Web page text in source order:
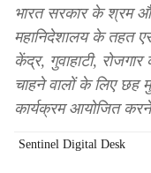
भारत सरकार के श्रम
महानिदेशालय के तहत
केंद्र, गुवाहाटी,
चाहने वालों के लिए छह
कार्यक्रम आयोजित
Sentinel Digital Desk